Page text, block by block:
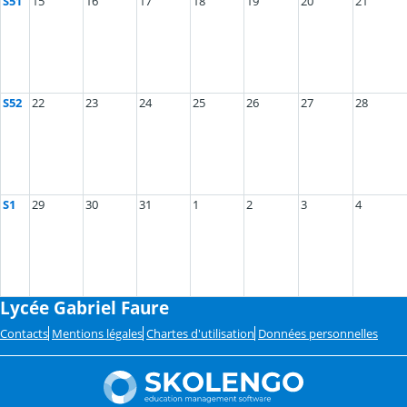
S52 22 23 24 25 26 27 28
S1 29 30 31 1 2 3 4
Lycée Gabriel Faure
Contacts Mentions légales Chartes d'utilisation Données personnelles